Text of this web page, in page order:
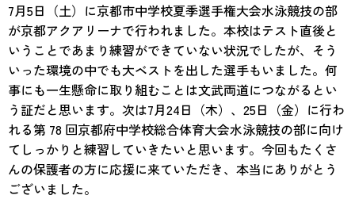
7月5日（土）に京都市中学校夏季選手権大会水泳競技の部
が京都アクアリーナで行われました。本校はテスト直後と
いうことであまり練習ができていない状況でしたが、そう
いった環境の中でも大ベストを出した選手もいました。何
事にも一生懸命に取り組むことは文武両道につながるとい
う証だと思います。次は7月24日（木）、25日（金）に行わ
れる第 78 回京都府中学校総合体育大会水泳競技の部に向け
てしっかりと練習していきたいと思います。今回もたくさ
んの保護者の方に応援に来ていただき、本当にありがとう
ございました。